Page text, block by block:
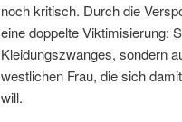
noch kritisch. Durch die
eine doppelte Viktimisierung:
Kleidungszwanges, sondern
westlichen Frau, die sich
will.